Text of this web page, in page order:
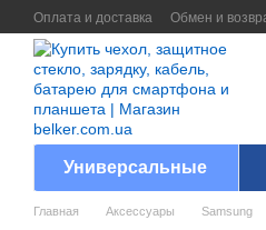
Перейти к основному контенту
Оплата и доставка Обмен и
Универсальные
Главная Аксессуары Samsung